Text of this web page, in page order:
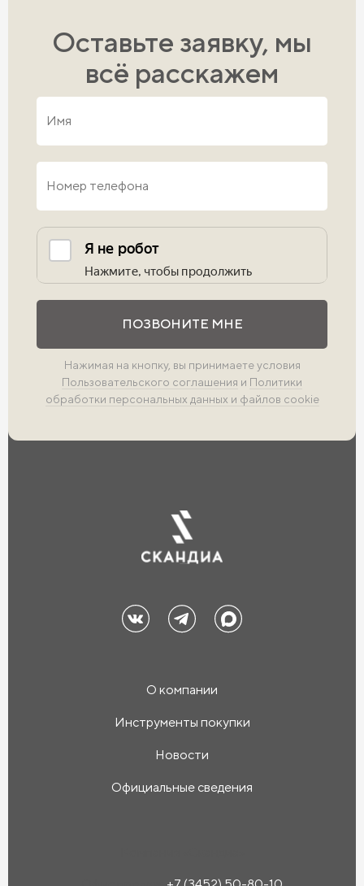
Оставьте заявку, мы
всё расскажем
ПОЗВОНИТЕ МНЕ
Нажимая на кнопку, вы принимаете условия
Пользовательского соглашения и Политики
обработки персональных данных и файлов cookie
О компании
Инструменты покупки
Новости
Официальные сведения